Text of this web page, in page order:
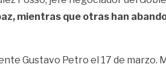
mientras que otras han
Gustavo Petro el 17 de marzo.